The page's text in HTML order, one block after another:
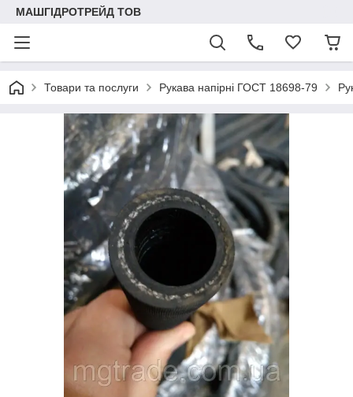
МАШГІДРОТРЕЙД ТОВ
Товари та послуги Рукава напірні ГОСТ 18698-79